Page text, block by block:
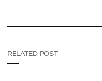
RELATED POST